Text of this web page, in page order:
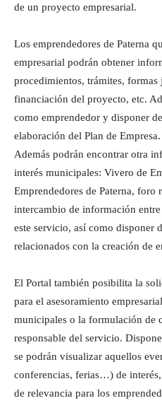
de un proyecto empresarial.
Los emprendedores de Paterna
empresarial podrán obtener
procedimientos, trámites, formas
financiación del proyecto, etc.
como emprendedor y disponer
elaboración del Plan de Empresa.
Además podrán encontrar otra
interés municipales: Vivero de
Emprendedores de Paterna, foro
intercambio de información
este servicio, así como disponer
relacionados con la creación de
El Portal también posibilita la
para el asesoramiento
municipales o la formulación de
responsable del servicio.
se podrán visualizar aquellos
conferencias, ferias…) de
de relevancia para los